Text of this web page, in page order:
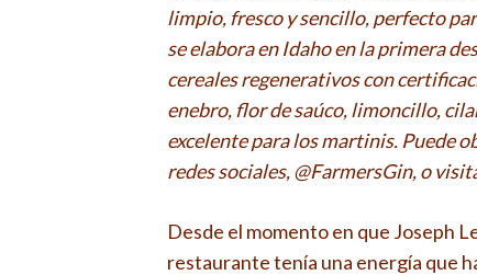
limpio, fresco y sencillo, perfecto
se elabora en Idaho en la primera
cereales regenerativos con
enebro, flor de saúco, limoncillo,
excelente para los martinis. Puede
redes sociales, @FarmersGin, o
Desde el momento en que Joseph
restaurante tenía una energía que